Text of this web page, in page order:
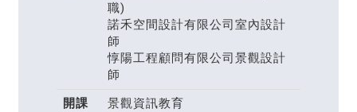
職)
諾禾空間設計有限公司室內設計
師
惇陽工程顧問有限公司景觀設計
師
開課
景觀資訊教育